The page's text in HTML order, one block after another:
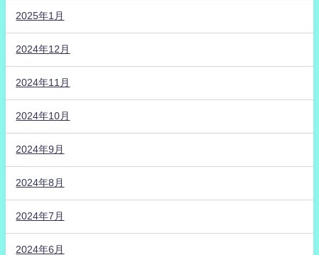
2025年1月
2024年12月
2024年11月
2024年10月
2024年9月
2024年8月
2024年7月
2024年6月